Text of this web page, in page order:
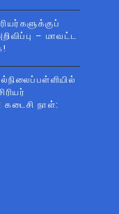
– மாவட்ட
கடைசி நாள்: